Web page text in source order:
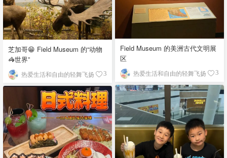
Field Museum 的美洲古代文明展
区
热爱生活和自由的轻舞飞扬 3
芝加哥😁 Field Museum 的“动物
🦓世界”
热爱生活和自由的轻舞飞扬 3